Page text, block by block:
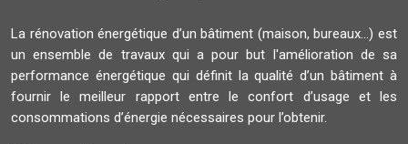
La rénovation énergétique d’un bâtiment (maison, bureaux…) est
un ensemble de travaux qui a pour but l'amélioration de sa
performance énergétique qui définit la qualité d’un bâtiment à
fournir le meilleur rapport entre le confort d’usage et les
consommations d’énergie nécessaires pour l’obtenir.